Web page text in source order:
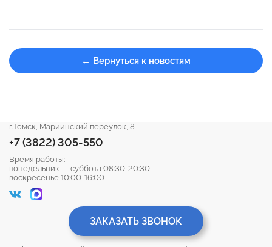
← Вернуться к новостям
г.Томск, Мариинский переулок, 8
+7 (3822) 305-550
Время работы:
понедельник — суббота 08:30-20:30
воскресенье 10:00-16:00
ЗАКАЗАТЬ ЗВОНОК